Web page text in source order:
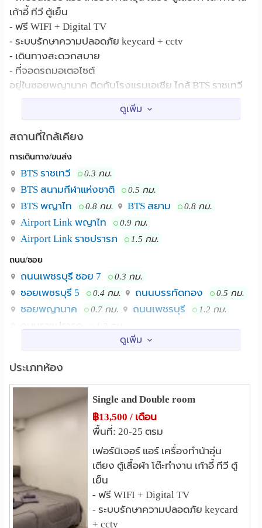
เก้าอี้ ทีวี ตู้เย็น
- ฟรี WIFI + Digital TV
- ระบบรักษาความปลอดภัย keycard + cctv
- เดินทางสะดวกสบาย
- ที่จอดรถมอเตอไซต์
อยู่ในซอยพญานาค ติดกับโรงแรมเอเชีย ไกล้ BTS ราชเทวี
ท่าเรือสะพานหัวช้าง ป้ายรถเมล ใกล้ สยาม, MBK , Siam
paragon, CentralWorld ใกล้ จุฬาลงกรณ์มหาวิทยาลัย
โรงเรียนเตรียมอุดมศึกษา
ช่องทางการติดต่อ
โทร: คุณบุศรา 081-484-3448 , คุณเบลล์ 063-109-9909
Line official : https://lin.ee/T0ZZX01
สถานที่ใกล้เคียง
การเดินทาง/ขนส่ง
BTS ราชเทวี 0.3 กม.
BTS สนามกีฬาแห่งชาติ 0.5 กม.
BTS พญาไท 0.8 กม. BTS สยาม 0.8 กม.
Airport Link พญาไท 0.9 กม.
Airport Link ราชปรารภ 1.5 กม.
ถนน/ซอย
ถนนเพชรบุรี ซอย 7 0.3 กม.
ซอยเพชรบุรี 5 0.4 กม. ถนนบรรทัดทอง 0.5 กม.
ซอยพญานาค 0.7 กม. ถนนเพชรบุรี 1.2 กม.
ถนนราชปรารถ
สถาบันเทคโนโลยีช่างกลปทุมวัน
รร.เตรียมอุดมศึกษา 1.2 กม.
จุฬาลงกรณ์มหาวิทยาลัย 1.4 กม.
วิทยาลัยพยาบาลบรมราชชนนี กรุงเทพ
คณะเวชศาสตร์เขตร้อน มหาวิทยาลัยมหิดล 1.6 กม.
แหล่งช๊อปปิ้ง
เทสโก้โลตัส(พระราม 1)
มาบุญครอง 0.7 กม. สยามพารากอน
สยามสแควร์วัน 0.9 กม.
ประเภทห้อง
Single and Double room
฿13,500 / เดือน
พื้นที่: 20-25 ตรม
เฟอร์นิเจอร์ แอร์ เครื่องทำน้าอุ่น
เตียง ตู้เสื้อผ้า โต๊ะทำงาน เก้าอี้ ทีวี ตู้
เย็น
- ฟรี WIFI + Digital TV
- ระบบรักษาความปลอดภัย keycard
+ cctv